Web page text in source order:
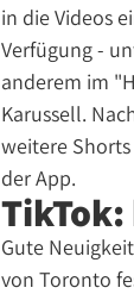
in die Videos
Verfügung -
anderem im
Karussell.
weitere
der App.
Gute
von Toronto